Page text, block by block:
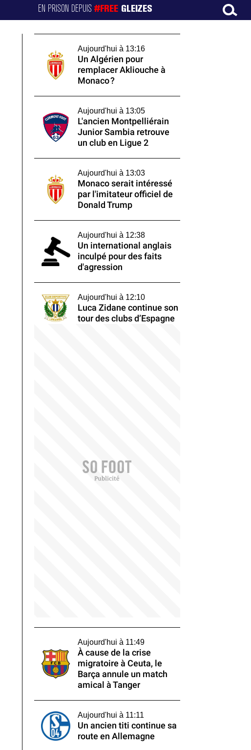
EN PRISON DEPUIS#FREE GLEIZES
Aujourd'hui à 13:16
Un Algérien pour
remplacer Akliouche à
Monaco ?
Aujourd'hui à 13:05
L'ancien Montpelliérain
Junior Sambia retrouve
un club en Ligue 2
Aujourd'hui à 13:03
Monaco serait intéressé
par l'imitateur officiel de
Donald Trump
Aujourd'hui à 12:38
Un international anglais
inculpé pour des faits
d'agression
Aujourd'hui à 12:10
Luca Zidane continue son
tour des clubs d’Espagne
Aujourd'hui à 11:49
À cause de la crise
migratoire à Ceuta, le
Barça annule un match
amical à Tanger
Aujourd'hui à 11:11
Un ancien titi continue sa
route en Allemagne